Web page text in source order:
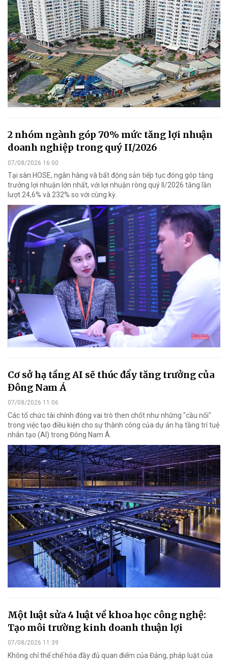
2 nhóm ngành góp 70% mức tăng lợi nhuận
doanh nghiệp trong quý II/2026
07/08/2026 16:00
Tại sàn HOSE, ngân hàng và bất động sản tiếp tục đóng góp tăng
trưởng lợi nhuận lớn nhất, với lợi nhuận ròng quý II/2026 tăng lần
lượt 24,6% và 232% so với cùng kỳ.
Cơ sở hạ tầng AI sẽ thúc đẩy tăng trưởng của
Đông Nam Á
07/08/2026 11:06
Các tổ chức tài chính đóng vai trò then chốt như những "cầu nối"
trong việc tạo điều kiện cho sự thành công của dự án hạ tầng trí tuệ
nhân tạo (AI) trong Đông Nam Á.
Một luật sửa 4 luật về khoa học công nghệ:
Tạo môi trường kinh doanh thuận lợi
07/08/2026 11:39
Không chỉ thể chế hóa đầy đủ quan điểm của Đảng, pháp luật của